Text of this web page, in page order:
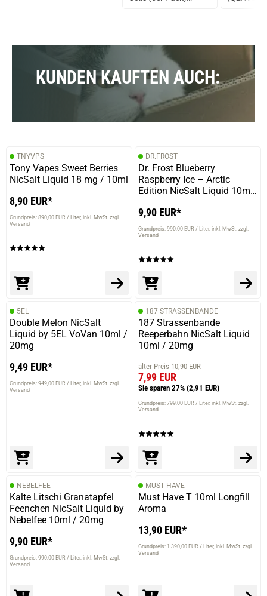
prev next
KUNDEN KAUFTEN AUCH:
TNYVPS
Tony Vapes Sweet Berries
NicSalt Liquid 18 mg / 10ml
8,90 EUR*
Grundpreis: 890,00 EUR / Liter inkl. MwSt. zzgl.
Versand
DR.FROST
Dr. Frost Blueberry
Raspberry Ice – Arctic
Edition NicSalt Liquid 10ml
9,90 EUR*
Grundpreis: 990,00 EUR / Liter inkl. MwSt. zzgl.
Versand
5EL
Double Melon NicSalt
Liquid by 5EL VoVan 10ml /
20mg
9,49 EUR*
Grundpreis: 949,00 EUR / Liter inkl. MwSt. zzgl.
Versand
187 STRASSENBANDE
187 Strassenbande
Reeperbahn NicSalt Liquid
10ml / 20mg
alter Preis 10,90 EUR
7,99 EUR
Sie sparen 27% (2,91 EUR)
Grundpreis: 799,00 EUR / Liter inkl. MwSt. zzgl.
Versand
NEBELFEE
Kalte Litschi Granatapfel
Feenchen NicSalt Liquid by
Nebelfee 10ml / 20mg
9,90 EUR*
Grundpreis: 990,00 EUR / Liter inkl. MwSt. zzgl.
Versand
MUST HAVE
Must Have T 10ml Longfill
Aroma
13,90 EUR*
Grundpreis: 1.390,00 EUR / Liter inkl. MwSt. zzgl.
Versand